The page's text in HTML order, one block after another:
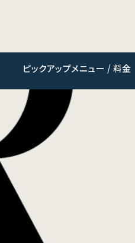
ピックアップメニュー / 料金